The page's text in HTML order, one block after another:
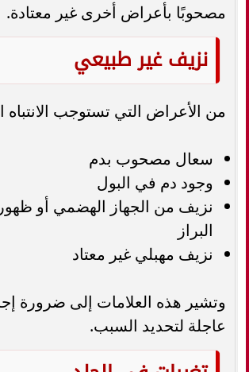
مصحوبًا بأعراض أخرى غير معتادة.
نزيف غير طبيعي
من الأعراض التي تستوجب الانتباه
سعال مصحوب بدم
وجود دم في البول
نزيف من الجهاز الهضمي أو
البراز
نزيف مهبلي غير معتاد
وتشير هذه العلامات إلى ضرورة
عاجلة لتحديد السبب.